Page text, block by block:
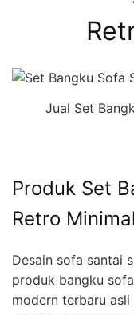
Jual Set
Produk Set
Retro
Desain sofa santai
produk bangku
modern terbaru asli